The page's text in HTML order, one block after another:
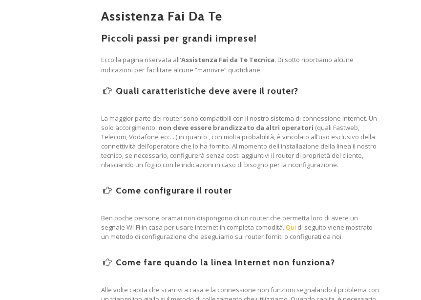
Assistenza Fai Da Te
Piccoli passi per grandi imprese!
Ecco la pagina riservata all'Assistenza Fai da Te Tecnica. Di sotto riportiamo alcune
indicazioni per facilitare alcune “manovre” quotidiane:
Quali caratteristiche deve avere il router?
La maggior parte dei router sono compatibili con il nostro sistema di connessione Internet. Un
solo accorgimento: non deve essere brandizzato da altri operatori (quali Fastweb,
Telecom, Vodafone ecc... ) in quanto , con molta probabilità, è vincolato all’uso esclusivo della
connettività dell’operatore che lo ha fornito. Al momento dell'installazione della linea il nostro
tecnico, se necessario, configurerà senza costi aggiuntivi il router di proprietà del cliente,
rilasciando un foglio con le indicazioni in caso di bisogno per la riconfigurazione.
Come configurare il router
Ben poche persone oramai non dispongono di un router che permetta loro di avere un
segnale Wi-Fi in casa per usare Internet in completa comodità. Qui di seguito viene mostrato
un metodo di configurazione che eseguiamo sui router forniti o configurati da noi.
Come fare quando la linea Internet non funziona?
Alle volte capita che si arrivi a casa e la connessione non funzioni segnalando il problema con